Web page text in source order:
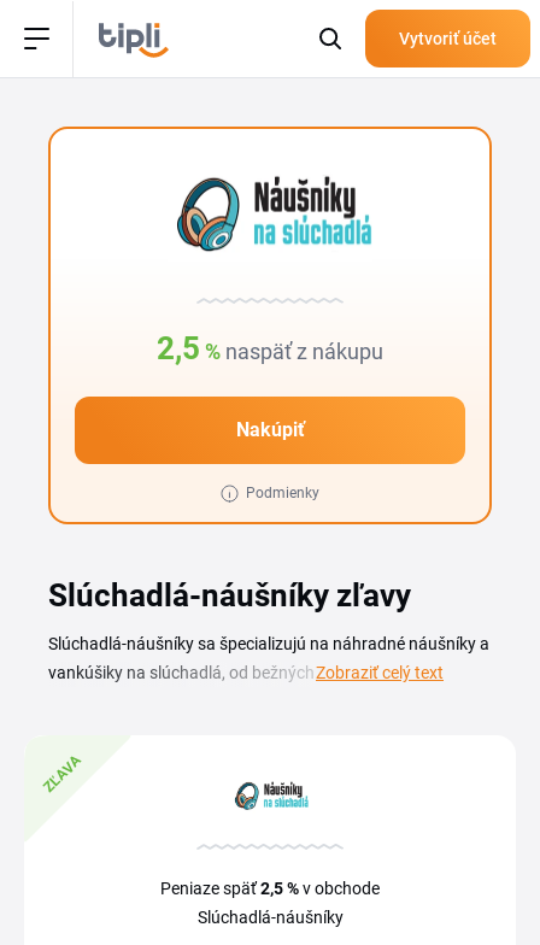
Vytvoriť účet
2,5 % naspäť z nákupu
Nakúpiť
Podmienky
Slúchadlá-náušníky zľavy
Slúchadlá-náušníky sa špecializujú na náhradné náušníky a
vankúšiky na slúchadlá, od bežných on-ear modelov až po
koženkové návleky za nové výhodnejšie a vrátite svojim
obľúbeným slúchadlám pôvodný komfort aj zvuk. Aktuálny
stránke. Stačí si vybrať platný kupón Slúchadlá-náušníky,
pre vašu značku slúchadiel.
Zobraziť celý text
ZĽAVA
Peniaze späť2,5 %v obchode
Slúchadlá-náušníky